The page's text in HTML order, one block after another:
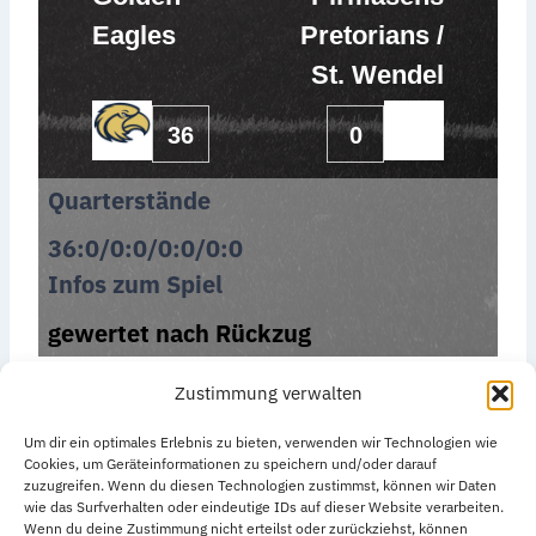
Zustimmung verwalten
Um dir ein optimales Erlebnis zu bieten, verwenden wir Technologien wie
Cookies, um Geräteinformationen zu speichern und/oder darauf
zuzugreifen. Wenn du diesen Technologien zustimmst, können wir Daten
wie das Surfverhalten oder eindeutige IDs auf dieser Website verarbeiten.
Wenn du deine Zustimmung nicht erteilst oder zurückziehst, können
Eagles
Pretorians /
St. Wendel
36 0
Quarterstände
36:0/0:0/0:0/0:0
Infos zum Spiel
gewertet nach Rückzug
Datenschutzerklärung Impressum